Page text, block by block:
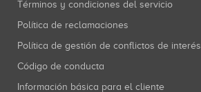
Términos y condiciones del servicio
Política de reclamaciones
Política de gestión de conflictos de interés
Código de conducta
Información básica para el cliente